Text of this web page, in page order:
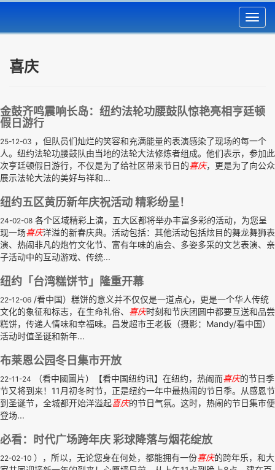
喜庆
金鼓齐鸣震响长岛：纽约法轮功腰鼓队惊艳亮相亨廷顿
假日游行
25-12-03 ，但队员们灿烂的笑容和充满能量的表演感染了现场的每一个
人。纽约法轮功腰鼓队由当地的法轮大法修炼者组成。他们表示，参加此
次亨廷顿假日游行，不仅是为了给社区带来节日的喜庆，更是为了向公众
展示法轮大法的美好与祥和...
纽约五区黄历新年庆祝活动 精彩纷呈！
24-02-08 各个区域精彩上演，五大区都将举办丰富多彩的活动，为您呈
现一场喜庆洋溢的新春庆典。活动包括：其他活动包括炫目的舞龙舞狮表
演、热闹非凡的炮竹文化节、富有年味的庙会、多姿多采的文艺表演、亲
子活动中的互动游戏、传统...
纽约「台湾糕饼节」隆重开幕
22-12-06 /看中国）糕饼的意义并不仅仅是一道点心，更是一个华人传统
文化的象征和标志，在生命礼俗、 喜庆时刻和节庆团圆中都要互送和品尝
糕饼，传递人情味和幸福味。昌发超市王老板（摄影：Mandy/看中国）
活动时值圣诞和新年...
布莱恩公园冬日集市开放
22-11-24 （看中國圖片）【看中国纽约讯】在纽约，热闹而喜庆的节日季
节又将到来！11月初冬时节，正是纽约一年中最热闹的节日季。从感恩节
到圣诞节，全城都开始洋溢起喜庆的节日气氛。这时，热闹的节日集市便
登场...
必看：时代广场跨年庆 彩球降落与烟花绽放
22-02-10 ），所以，无论您身在何处，都能拥有一份喜庆的跨年乐，和大